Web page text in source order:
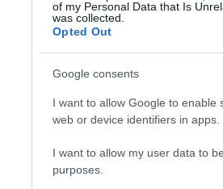
of my Personal Data that Is
was collected.
Opted Out
Google consents
I want to allow Google to enable
web or device identifiers in apps.
I want to allow my user data to
purposes.